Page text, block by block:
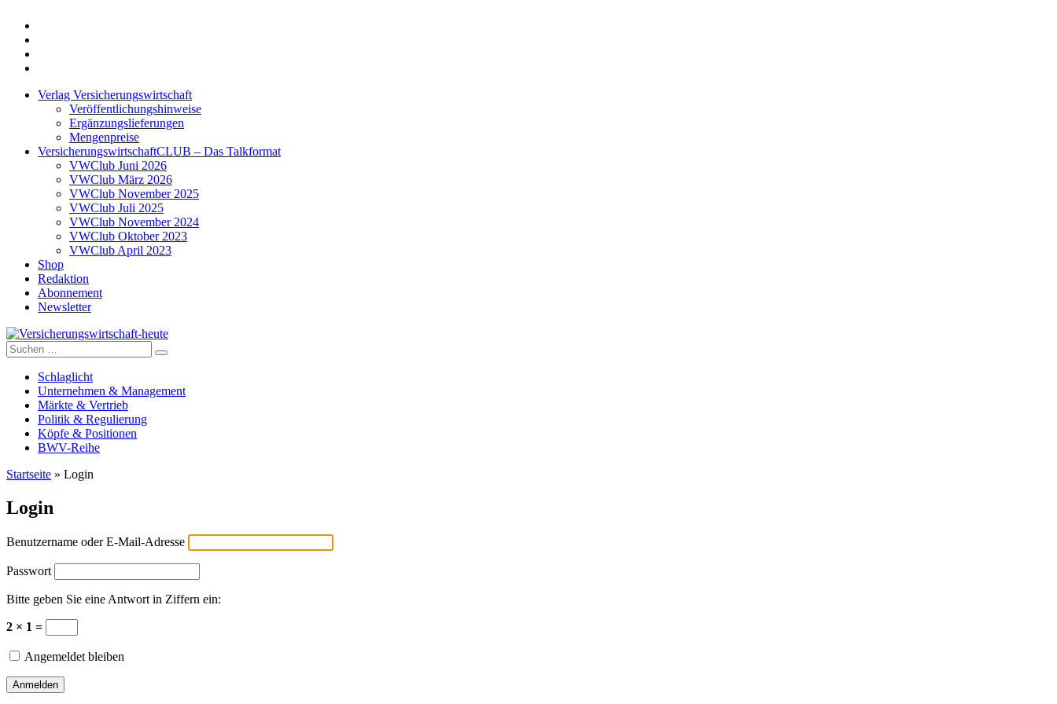
Verlag Versicherungswirtschaft
Veröffentlichungshinweise
Ergänzungslieferungen
Mengenpreise
VersicherungswirtschaftCLUB – Das Talkformat
VWClub Juni 2026
VWClub März 2026
VWClub November 2025
VWClub Juli 2025
VWClub November 2024
VWClub Oktober 2023
VWClub April 2023
Shop
Redaktion
Abonnement
Newsletter
Versicherungswirtschaft-heute
Suche
nach:
Schlaglicht
Unternehmen & Management
Märkte & Vertrieb
Politik & Regulierung
Köpfe & Positionen
BWV-Reihe
Startseite » Login
Login
Benutzername oder E-Mail-Adresse
Passwort
Bitte geben Sie eine Antwort in Ziffern ein:
2 × 1 =
Angemeldet bleiben